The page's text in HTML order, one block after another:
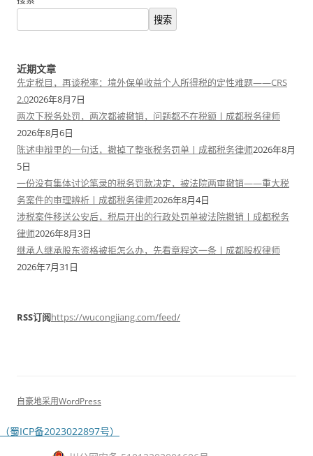
搜索
近期文章
先定税目，再谈税率：境外保单收益个人所得税的定性难题——CRS
2.02026年8月7日
两次下税务处罚，两次都被撤销，问题都不在税额丨成都税务律师
2026年8月6日
陈述申辩里的一句话，撤掉了整张税务罚单丨成都税务律师2026年8月
5日
一份没有集体讨论笔录的税务罚款决定，被法院两审撤销——重大税
务案件的审理辨析丨成都税务律师2026年8月4日
涉税案件移送公安后，税局开出的行政处罚单被法院撤销丨成都税务
律师2026年8月3日
继承人继承股东资格被拒怎么办，先看章程这一条丨成都股权律师
2026年7月31日
RSS订阅https://wucongjiang.com/feed/
自豪地采用WordPress
（蜀ICP备2023022897号）